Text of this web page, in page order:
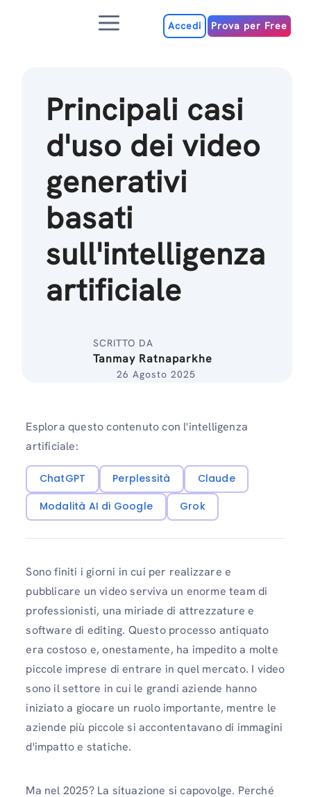
MenuAccedi Prova per Free
Principali casi
d'uso dei video
generativi
basati
sull'intelligenza
artificiale
SCRITTO DA
Tanmay Ratnaparkhe
26 Agosto 2025
Esplora questo contenuto con l'intelligenza
artificiale:
ChatGPT Perplessità
Claude
Modalità AI di Google
Grok
Sono finiti i giorni in cui per realizzare e
pubblicare un video serviva un enorme team di
professionisti, una miriade di attrezzature e
software di editing. Questo processo antiquato
era costoso e, onestamente, ha impedito a molte
piccole imprese di entrare in quel mercato. I video
sono il settore in cui le grandi aziende hanno
iniziato a giocare un ruolo importante, mentre le
aziende più piccole si accontentavano di immagini
d'impatto e statiche.
Ma nel 2025? La situazione si capovolge. Perché